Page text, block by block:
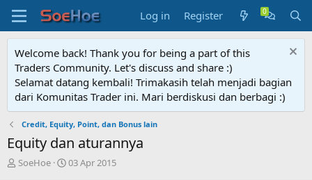
Log in Register
Welcome back! Thank you for being a part of this
Traders Community. Let's discuss and share :)
Selamat datang kembali! Trimakasih telah menjadi bagian
dari Komunitas Trader ini. Mari berdiskusi dan berbagi :)
Credit, Equity, Point, dan Bonus lain
Equity dan aturannya
T
SoeHoe
S
03 Apr 2015